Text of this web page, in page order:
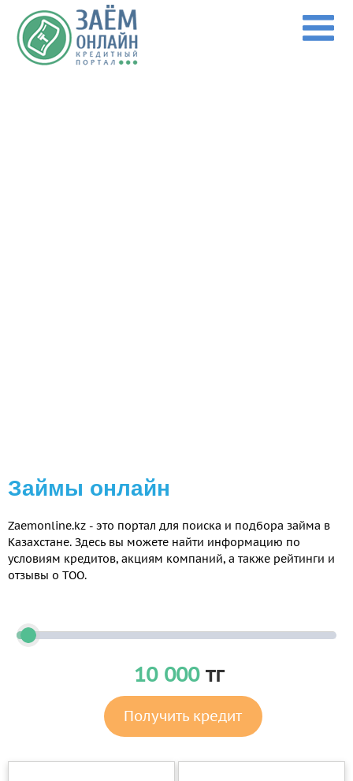
Перейти к основному содержанию
Займы онлайн
Zaemonline.kz - это портал для поиска и подбора займа в
Казахстане. Здесь вы можете найти информацию по
условиям кредитов, акциям компаний, а также рейтинги и
отзывы о ТОО.
10 000тг
Получить кредит